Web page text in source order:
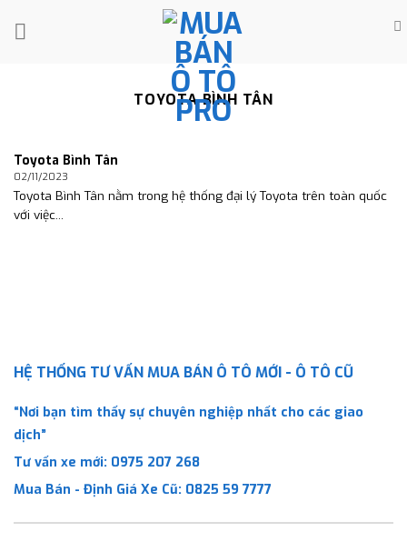
TOYOTA BÌNH TÂN
Toyota Bình Tân
02/11/2023
Toyota Bình Tân nằm trong hệ thống đại lý Toyota trên toàn quốc
với việc...
HỆ THỐNG TƯ VẤN MUA BÁN Ô TÔ MỚI - Ô TÔ CŨ
“Nơi bạn tìm thấy sự chuyên nghiệp nhất cho các giao
dịch”
Tư vấn xe mới: 0975 207 268
Mua Bán - Định Giá Xe Cũ: 0825 59 7777